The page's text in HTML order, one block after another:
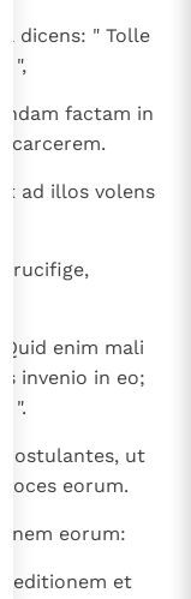
dicens: " Tolle
",
factam in
carcerem.
ad illos volens
enim mali
invenio in eo;
".
postulantes, ut
eorum.
eorum:
et